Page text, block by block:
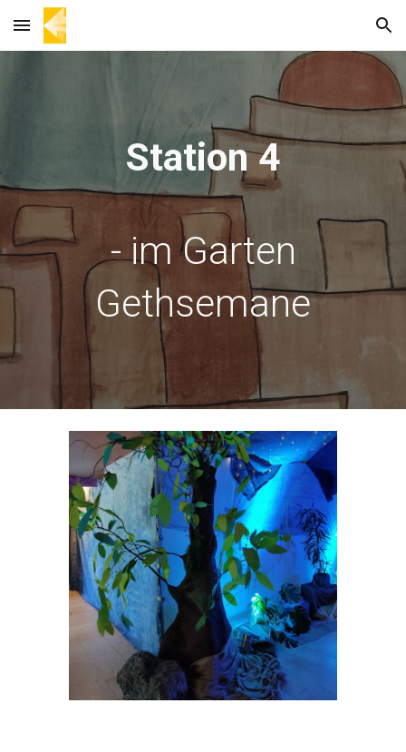
Skip to main content Skip to navigation
Station 4
- im Garten
Gethsemane